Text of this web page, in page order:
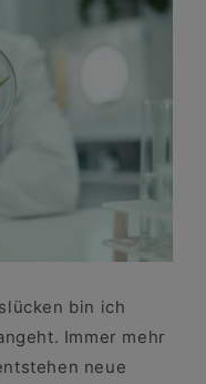
bin ich
Immer mehr
neue